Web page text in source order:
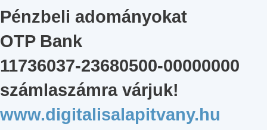
Pénzbeli adományokat
OTP Bank
11736037-23680500-00000000
számlaszámra várjuk!
www.digitalisalapitvany.hu